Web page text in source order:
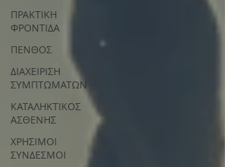
ΠΡΑΚΤΙΚΗ
ΦΡΟΝΤΙΔΑ
ΠΕΝΘΟΣ
ΔΙΑΧΕΙΡΙΣΗ
ΣΥΜΠΤΩΜΑΤΩΝ
ΚΑΤΑΛΗΚΤΙΚΟΣ
ΑΣΘΕΝΗΣ
ΧΡΗΣΙΜΟΙ
ΣΥΝΔΕΣΜΟΙ